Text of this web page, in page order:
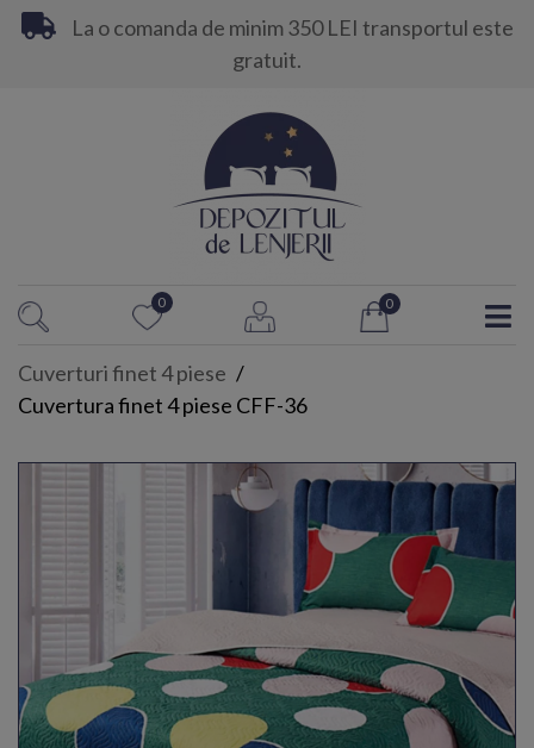
La o comanda de minim 350 LEI transportul este
gratuit.
0 0
Cuverturi finet 4 piese
Cuvertura finet 4 piese CFF-36